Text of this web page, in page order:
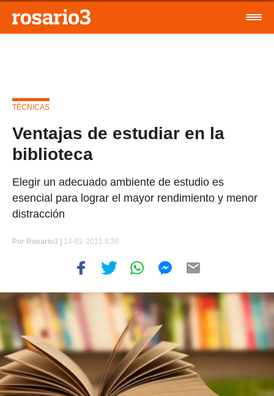
TÉCNICAS
Ventajas de estudiar en la
biblioteca
Elegir un adecuado ambiente de estudio es
esencial para lograr el mayor rendimiento y menor
distracción
Por Rosario3 | 14-02-2015 8:36